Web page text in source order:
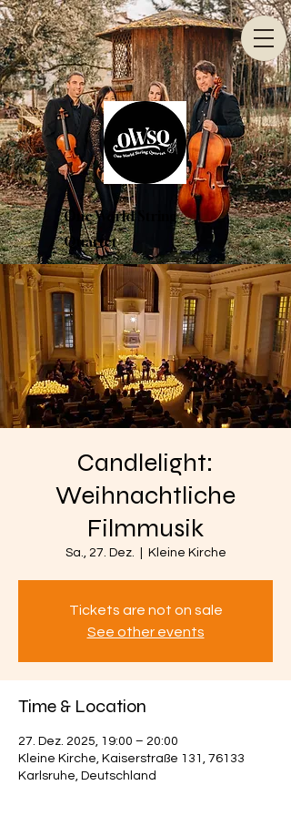
One World String
Quartet
Candlelight:
Weihnachtliche
Filmmusik
Sa., 27. Dez. Kleine Kirche
Tickets are not on sale
See other events
Time & Location
27. Dez. 2025, 19:00 – 20:00
Kleine Kirche, Kaiserstraße 131, 76133
Karlsruhe, Deutschland